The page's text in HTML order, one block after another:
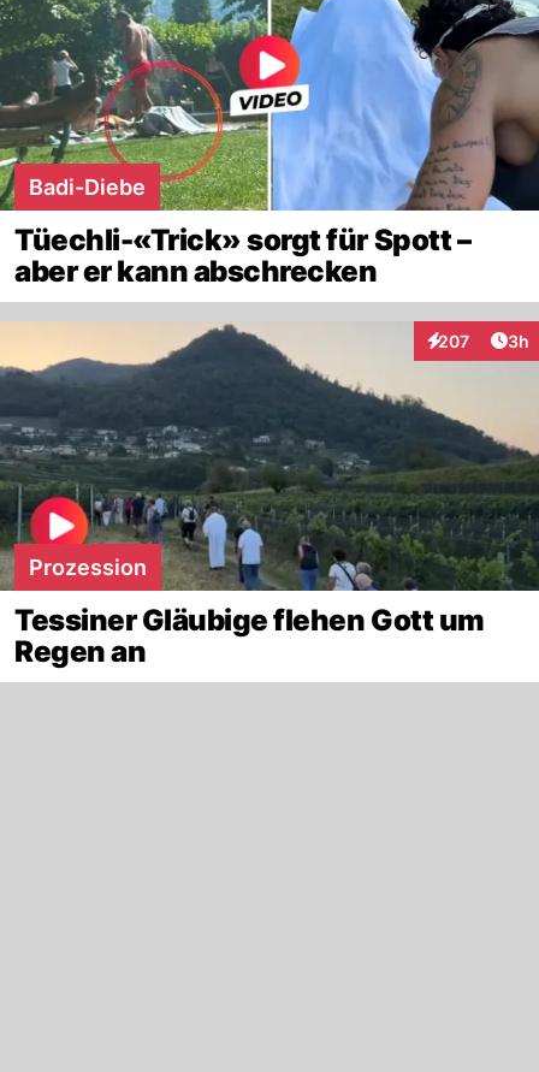
Badi-Diebe
Tüechli-«Trick» sorgt für Spott –
aber er kann abschrecken
207
Interaktionen
3h
Prozession
Tessiner Gläubige flehen Gott um
Regen an